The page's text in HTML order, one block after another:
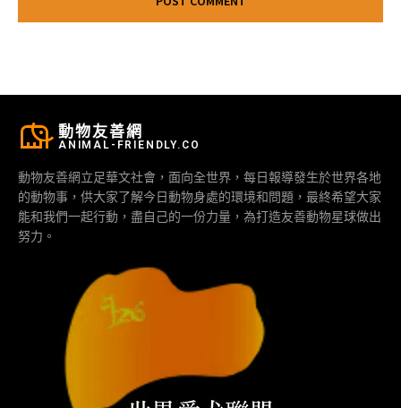
動物友善網
ANIMAL-FRIENDLY.CO
動物友善網立足華文社會，面向全世界，每日報導發生於世界各地
的動物事，供大家了解今日動物身處的環境和問題，最終希望大家
能和我們一起行動，盡自己的一份力量，為打造友善動物星球做出
努力。